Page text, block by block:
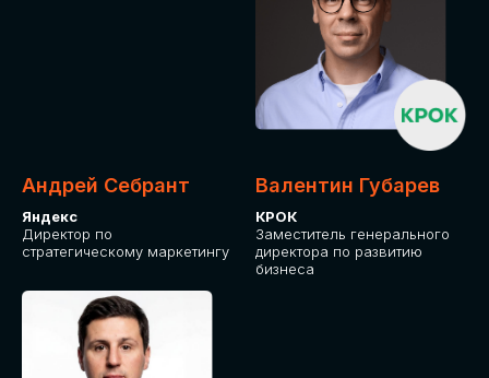
Андрей Себрант
Яндекс
Директор по
стратегическому маркетингу
Валентин Губарев
КРОК
Заместитель генерального
директора по развитию
бизнеса